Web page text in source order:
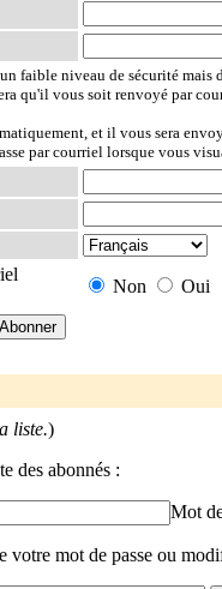
faible niveau de sécurité
qu'il vous soit renvoyé par
et il vous sera
par courriel lorsque vous
Non Oui
liste.)
des abonnés :
Mot
mot de passe ou